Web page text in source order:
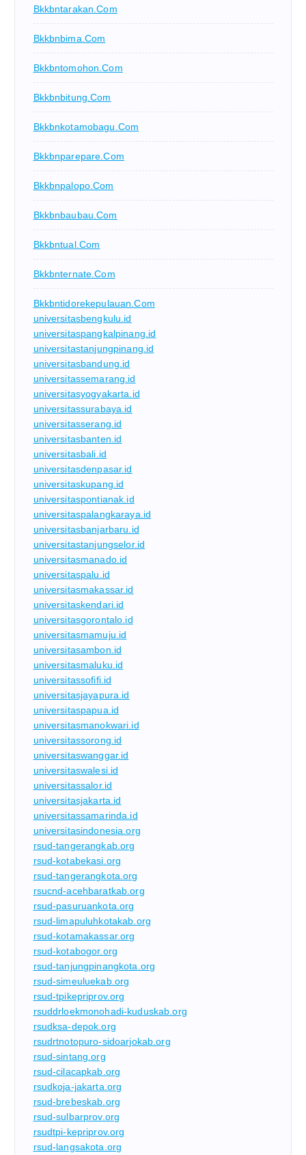
Bkkbntarakan.com
Bkkbnbima.com
Bkkbntomohon.com
Bkkbnbitung.com
Bkkbnkotamobagu.com
Bkkbnparepare.com
Bkkbnpalopo.com
Bkkbnbaubau.com
Bkkbntual.com
Bkkbnternate.com
Bkkbntidorekepulauan.com
universitasbengkulu.id
universitaspangkalpinang.id
universitastanjungpinang.id
universitasbandung.id
universitassemarang.id
universitasyogyakarta.id
universitassurabaya.id
universitasserang.id
universitasbanten.id
universitasbali.id
universitasdenpasar.id
universitaskupang.id
universitaspontianak.id
universitaspalangkaraya.id
universitasbanjarbaru.id
universitastanjungselor.id
universitasmanado.id
universitaspalu.id
universitasmakassar.id
universitaskendari.id
universitasgorontalo.id
universitasmamuju.id
universitasambon.id
universitasmaluku.id
universitassofifi.id
universitasjayapura.id
universitaspapua.id
universitasmanokwari.id
universitassorong.id
universitaswanggar.id
universitaswalesi.id
universitassalor.id
universitasjakarta.id
universitassamarinda.id
universitasindonesia.org
rsud-tangerangkab.org
rsud-kotabekasi.org
rsud-tangerangkota.org
rsucnd-acehbaratkab.org
rsud-pasuruankota.org
rsud-limapuluhkotakab.org
rsud-kotamakassar.org
rsud-kotabogor.org
rsud-tanjungpinangkota.org
rsud-simeuluekab.org
rsud-tpikepriprov.org
rsuddrloekmonohadi-kuduskab.org
rsudksa-depok.org
rsudrtnotopuro-sidoarjokab.org
rsud-sintang.org
rsud-cilacapkab.org
rsudkoja-jakarta.org
rsud-brebeskab.org
rsud-sulbarprov.org
rsudtpi-kepriprov.org
rsud-langsakota.org